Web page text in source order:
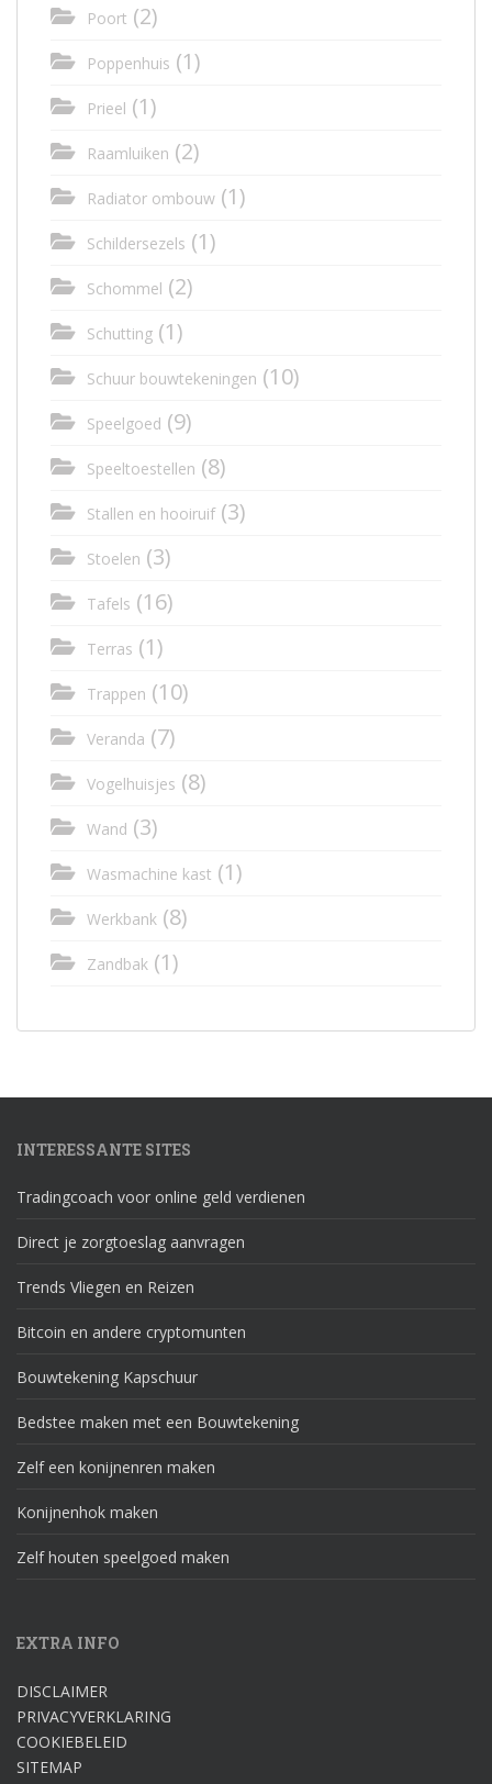
Poort (2)
Poppenhuis (1)
Prieel (1)
Raamluiken (2)
Radiator ombouw (1)
Schildersezels (1)
Schommel (2)
Schutting (1)
Schuur bouwtekeningen (10)
Speelgoed (9)
Speeltoestellen (8)
Stallen en hooiruif(3)
Stoelen (3)
Tafels (16)
Terras (1)
Trappen (10)
Veranda (7)
Vogelhuisjes (8)
Wand (3)
Wasmachine kast (1)
Werkbank (8)
Zandbak (1)
INTERESSANTE SITES
Tradingcoach voor online geld verdienen
Direct je zorgtoeslag aanvragen
Trends Vliegen en Reizen
Bitcoin en andere cryptomunten
Bouwtekening Kapschuur
Bedstee maken met een Bouwtekening
Zelf een konijnenren maken
Konijnenhok maken
Zelf houten speelgoed maken
EXTRA INFO
DISCLAIMER
PRIVACYVERKLARING
COOKIEBELEID
SITEMAP